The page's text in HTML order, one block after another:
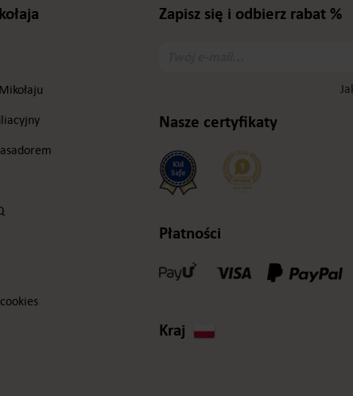
Zapisz się i odbierz rabat %
Nasze certyfikaty
Płatności
Kraj